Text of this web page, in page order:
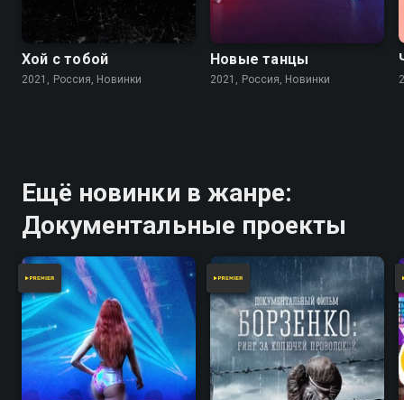
Хой с тобой
2021, Россия, Новинки
Новые танцы
2021, Россия, Новинки
Ещё новинки в жанре:
Документальные проекты